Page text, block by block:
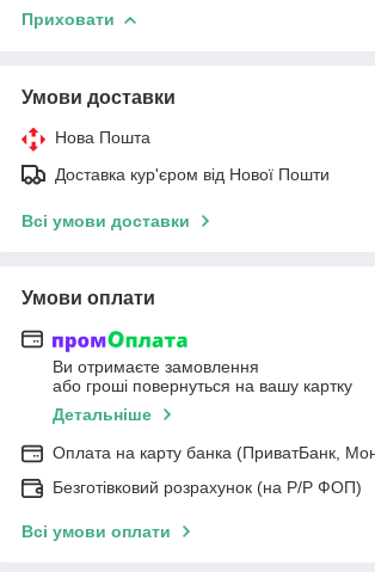
Приховати
Умови доставки
Нова Пошта
Доставка кур'єром від Нової Пошти
Всі умови доставки
Умови оплати
Ви отримаєте замовлення
або гроші повернуться на вашу картку
Детальніше
Оплата на карту банка (ПриватБанк,
Безготівковий розрахунок (на Р/Р ФОП)
Всі умови оплати